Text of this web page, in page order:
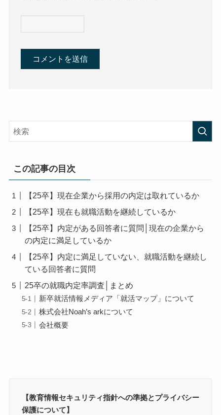
この記事の目次
【25卒】現在企業から採用の内定は取れているか
【25卒】現在も就職活動を継続しているか
【25卒】内定がある回答者に質問│現在の企業から
の内定に満足しているか
【25卒】内定に満足していない、就職活動を継続し
ている回答者に質問
25卒の就職内定率調査│まとめ
新卒就活情報メディア「就活マップ」について
株式会社Noah’s arkについて
会社概要
【教育情報セキュリティ指針への準拠とプライバシー
保護について】